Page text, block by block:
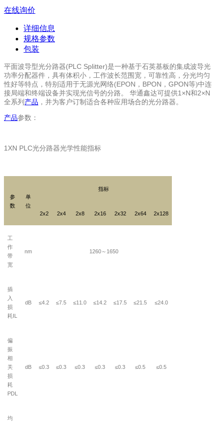
在线询价
详细信息
规格参数
包装
平面波导型光分路器(PLC Splitter)是一种基于石英基板的集成波导光
功率分配器件，具有体积小，工作波长范围宽，可靠性高，分光均匀
性好等特点，特别适用于无源光网络(EPON，BPON，GPON等)中连
接局端和终端设备并实现光信号的分路。 华通鑫达可提供1×N和 2×N
全系列 产品 ，并为客户订制适合各种应用场合的光分路器。
产品参数：
1XN PLC光分路器光学性能指标
参
数
单
位
指标
2x2 2x4 2x8 2x16 2x32 2x64 2x128
工
作
带
宽
nm 1260～ 1650
插
入
损
耗IL
dB ≤4.2 ≤7.5 ≤11.0 ≤14.2 ≤17.5 ≤21.5 ≤24.0
偏
振
相
关
损
耗
PDL
dB ≤0.3 ≤0.3 ≤0.3 ≤0.3 ≤0.3 ≤0.5 ≤0.5
均